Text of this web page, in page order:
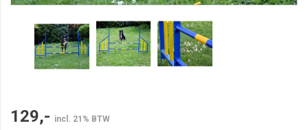
129,- incl. 21% BTW